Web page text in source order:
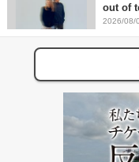
out of
2026/08/